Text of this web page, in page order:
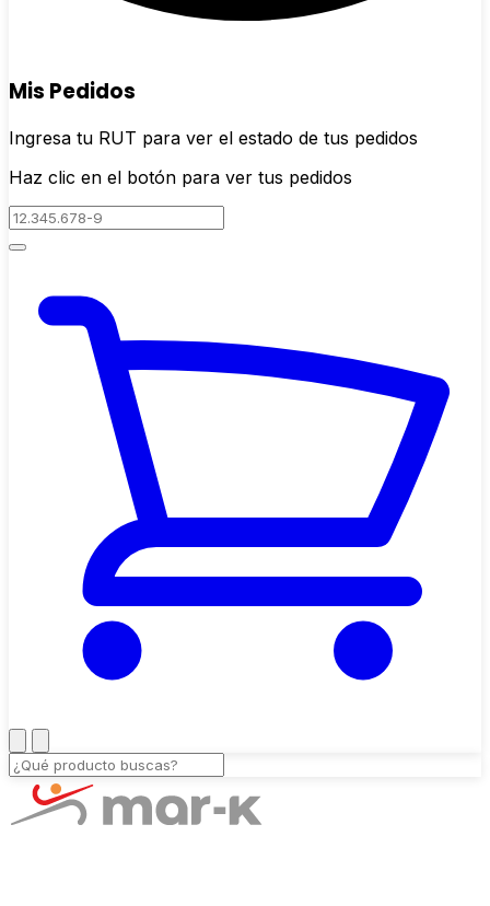
Mis Pedidos
Ingresa tu RUT para ver el estado de tus pedidos
Haz clic en el botón para ver tus pedidos